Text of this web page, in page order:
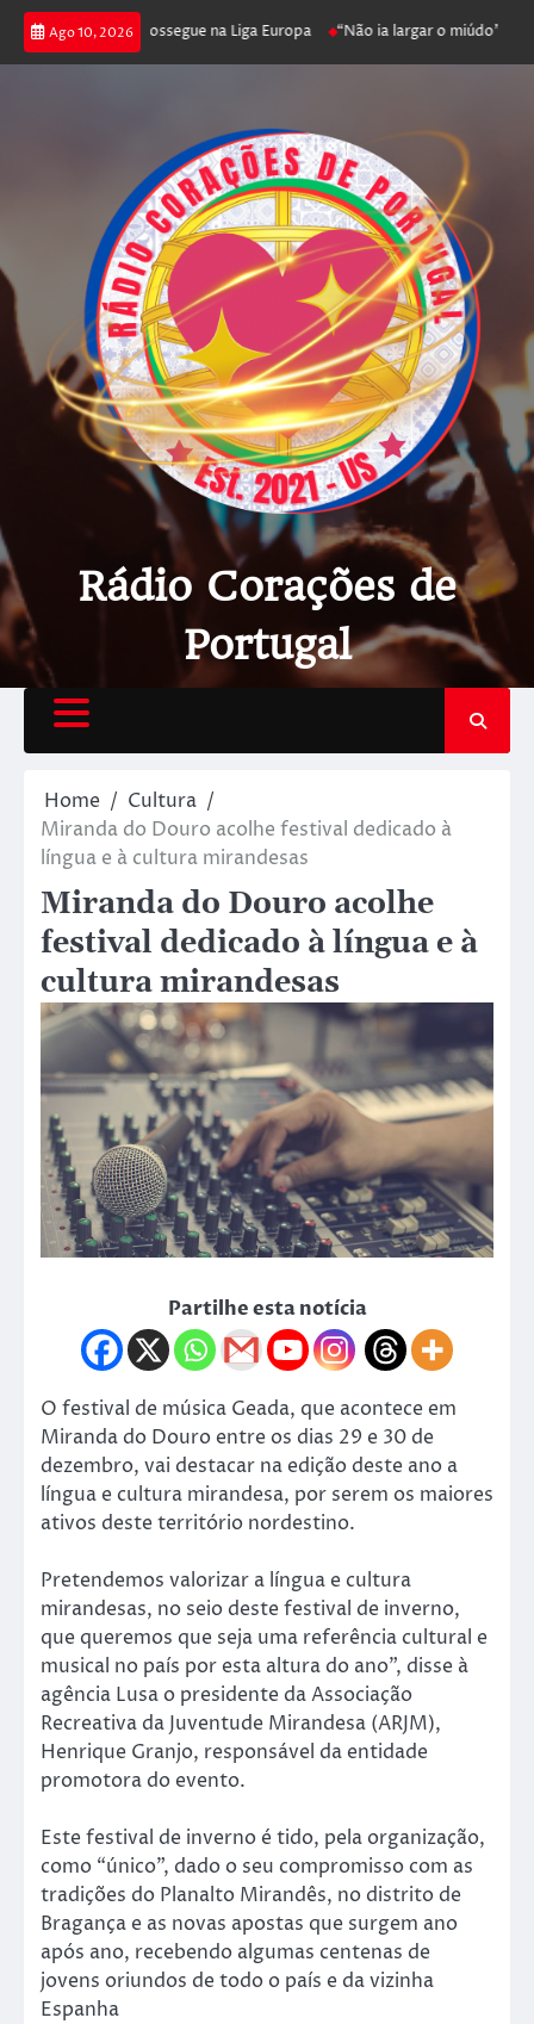
Ago 10, 2026
joga poker e prossegue na Liga Europa “Não ia largar o miúdo”.
Rádio Corações de
Portugal
Home
Cultura
Miranda do Douro acolhe festival dedicado à
língua e à cultura mirandesas
Miranda do Douro acolhe
festival dedicado à língua e à
cultura mirandesas
Partilhe esta notícia
O festival de música Geada, que acontece em
Miranda do Douro entre os dias 29 e 30 de
dezembro, vai destacar na edição deste ano a
língua e cultura mirandesa, por serem os maiores
ativos deste território nordestino.
Pretendemos valorizar a língua e cultura
mirandesas, no seio deste festival de inverno,
que queremos que seja uma referência cultural e
musical no país por esta altura do ano”, disse à
agência Lusa o presidente da Associação
Recreativa da Juventude Mirandesa (ARJM),
Henrique Granjo, responsável da entidade
promotora do evento.
Este festival de inverno é tido, pela organização,
como “único”, dado o seu compromisso com as
tradições do Planalto Mirandês, no distrito de
Bragança e as novas apostas que surgem ano
após ano, recebendo algumas centenas de
jovens oriundos de todo o país e da vizinha
Espanha